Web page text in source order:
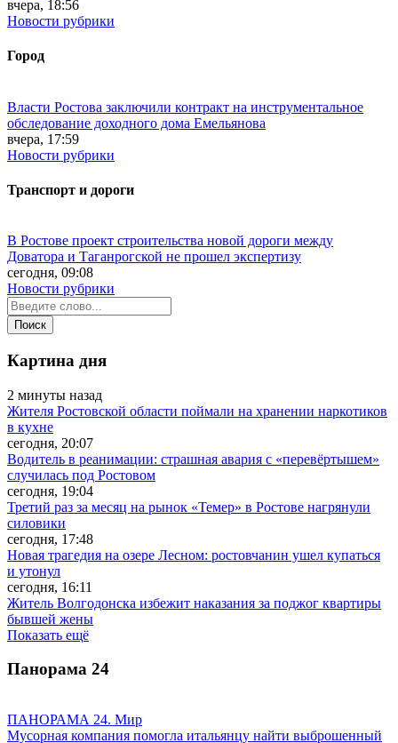
вчера, 18:56
Новости рубрики
Город
Власти Ростова заключили контракт на инструментальное
обследование доходного дома Емельянова
вчера, 17:59
Новости рубрики
Транспорт и дороги
В Ростове проект строительства новой дороги между
Доватора и Таганрогской не прошел экспертизу
сегодня, 09:08
Новости рубрики
Картина дня
2 минуты назад
Жителя Ростовской области поймали на хранении наркотиков
в кухне
сегодня, 20:07
Водитель в реанимации: страшная авария с «перевёртышем»
случилась под Ростовом
сегодня, 19:04
Третий раз за месяц на рынок «Темер» в Ростове нагрянули
силовики
сегодня, 17:48
Новая трагедия на озере Лесном: ростовчанин ушел купаться
и утонул
сегодня, 16:11
Житель Волгодонска избежит наказания за поджог квартиры
бывшей жены
Показать ещё
Панорама 24
ПАНОРАМА 24. Мир
Мусорная компания помогла итальянцу найти выброшенный